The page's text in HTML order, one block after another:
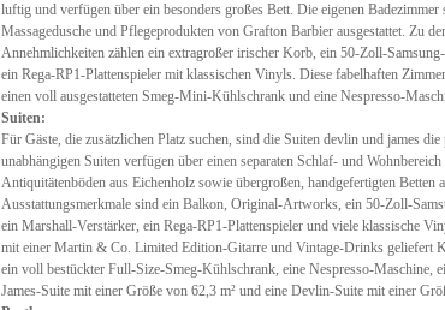
luftig und verfügen über ein besonders großes Bett. Die eigenen Badezimmer
Massagedusche und Pflegeprodukten von Grafton Barbier ausgestattet. Zu
Annehmlichkeiten zählen ein extragroßer irischer Korb, ein 50-Zoll-
ein Rega-RP1-Plattenspieler mit klassischen Vinyls. Diese fabelhaften
einen voll ausgestatteten Smeg-Mini-Kühlschrank und eine Nespresso-
Suiten:
Für Gäste, die zusätzlichen Platz suchen, sind die Suiten devlin und james
unabhängigen Suiten verfügen über einen separaten Schlaf- und
Antiquitätenböden aus Eichenholz sowie übergroßen, handgefertigten Betten
Ausstattungsmerkmale sind ein Balkon, Original-Artworks, ein 50-Zoll-
ein Marshall-Verstärker, ein Rega-RP1-Plattenspieler und viele klassische
mit einer Martin & Co. Limited Edition-Gitarre und Vintage-Drinks geliefert
ein voll bestückter Full-Size-Smeg-Kühlschrank, eine Nespresso-Maschine,
James-Suite mit einer Größe von 62,3 m² und eine Devlin-Suite mit einer